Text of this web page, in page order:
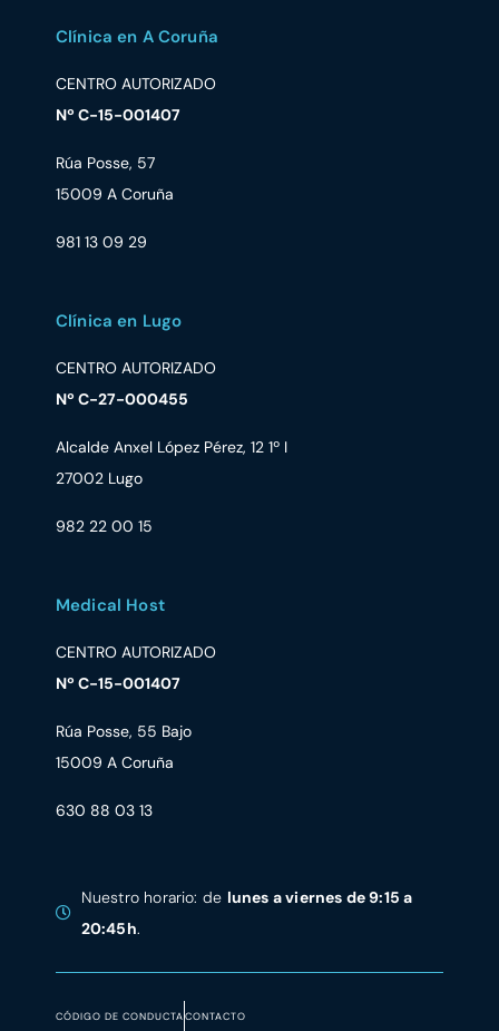
Clínica en A Coruña
CENTRO AUTORIZADO
Nº C-15-001407
Rúa Posse, 57
15009 A Coruña
981 13 09 29
Clínica en Lugo
CENTRO AUTORIZADO
Nº C-27-000455
Alcalde Anxel López Pérez, 12 1º I
27002 Lugo
982 22 00 15
Medical Host
CENTRO AUTORIZADO
Nº C-15-001407
Rúa Posse, 55 Bajo
15009 A Coruña
630 88 03 13
Nuestro horario: de lunes a viernes de 9:15 a
20:45h.
CÓDIGO DE CONDUCTACONTACTO